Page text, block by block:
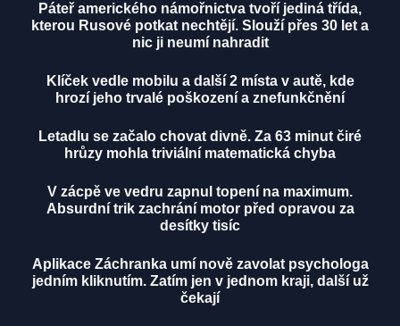
Páteř amerického námořnictva tvoří jediná třída,
kterou Rusové potkat nechtějí. Slouží přes 30 let a
nic ji neumí nahradit
Klíček vedle mobilu a další 2 místa v autě, kde
hrozí jeho trvalé poškození a znefunkčnění
Letadlu se začalo chovat divně. Za 63 minut čiré
hrůzy mohla triviální matematická chyba
V zácpě ve vedru zapnul topení na maximum.
Absurdní trik zachrání motor před opravou za
desítky tisíc
Aplikace Záchranka umí nově zavolat psychologa
jedním kliknutím. Zatím jen v jednom kraji, další už
čekají